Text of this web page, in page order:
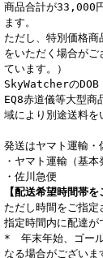
商品合計が33,000
ます。
ただし、特別価格
をいただく場合が
ています。）
SkyWatcherのDOB
EQ8赤道儀等大型商
域により別途送料を
発送はヤマト運輸・
・ヤマト運輸（基本
・佐川急便
【配送希望時間帯
ただし時間をご指定
指定時間内に配達が
* 年末年始、ゴール
なる場合がございま